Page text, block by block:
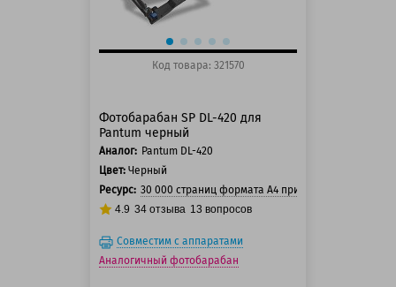
Код товара: 321570
Фотобарабан SP DL-420 для
Pantum черный
Аналог: Pantum DL-420
Цвет: Черный
Ресурс: 30 000 страниц формата А4 при 5% заполнении
4.9 34 отзыва 13 вопросов
Совместим с аппаратами
Аналогичный фотобарабан